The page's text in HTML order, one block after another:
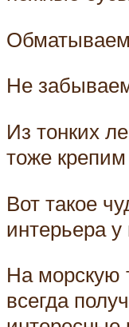
Не
Из тонких
тоже
Вот такое
интерьера
На морскую
всегда